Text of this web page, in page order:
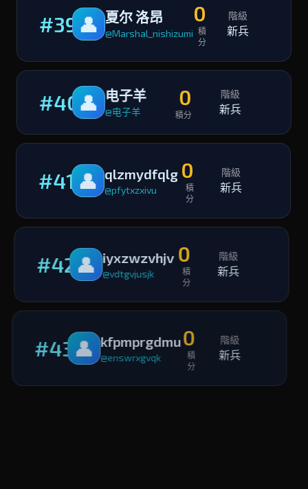
#39 👤 夏尔 洛昂
@Marshal_nishizumi
0
積
分
階級
新兵
#40 👤 电子羊
@电子羊
0
積分
階級
新兵
#41 👤 qlzmydfqlg
@pfytxzxivu
0
積
分
階級
新兵
#42 👤 iyxzwzvhjv
@vdtgvjusjk
0
積
分
階級
新兵
#43👤 kfpmprgdmu
@enswrxgvqk
0
積
分
階級
新兵